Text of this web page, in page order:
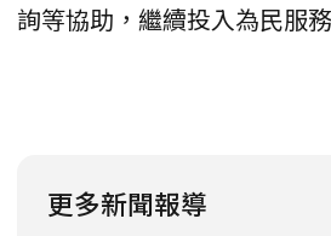
詢等協助，繼續投入為民服
更多新聞報導